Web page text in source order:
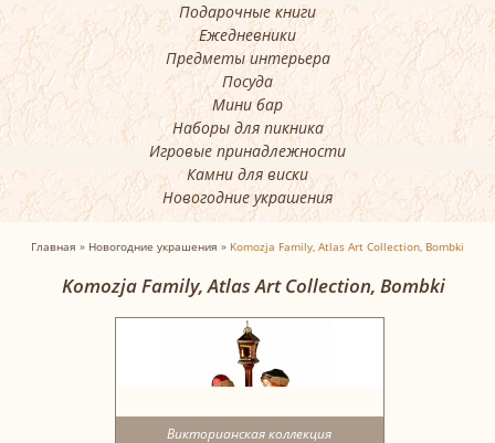
Подарочные книги
Ежедневники
Предметы интерьера
Посуда
Мини бар
Наборы для пикника
Игровые принадлежности
Камни для виски
Новогодние украшения
Главная » Новогодние украшения » Komozja Family, Atlas Art Collection, Bombki
Komozja Family, Atlas Art Collection, Bombki
Викторианская коллекция